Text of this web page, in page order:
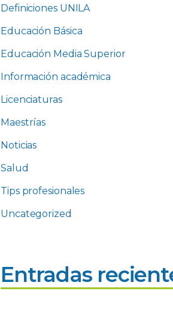
Definiciones UNILA
Educación Básica
Educación Media Superior
Información académica
Licenciaturas
Maestrías
Noticias
Salud
Tips profesionales
Uncategorized
Entradas